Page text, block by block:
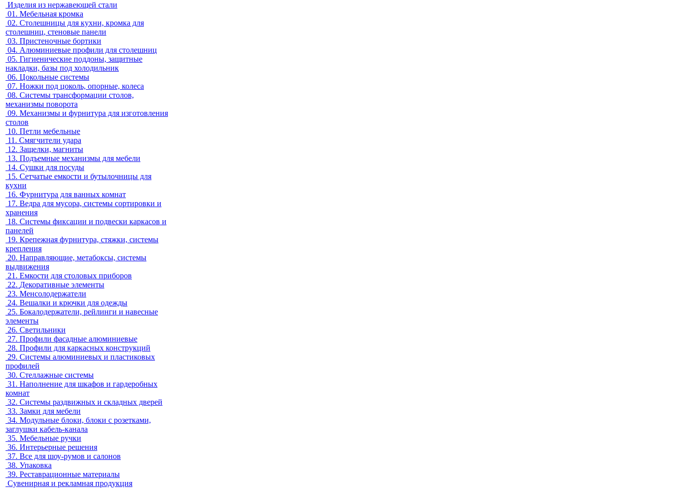
Изделия из нержавеющей стали
01. Мебельная кромка
02. Столешницы для кухни, кромка для
столешниц, стеновые панели
03. Пристеночные бортики
04. Алюминиевые профили для столешниц
05. Гигиенические поддоны, защитные
накладки, базы под холодильник
06. Цокольные системы
07. Ножки под цоколь, опорные, колеса
08. Системы трансформации столов,
механизмы поворота
09. Механизмы и фурнитура для изготовления
столов
10. Петли мебельные
11. Смягчители удара
12. Защелки, магниты
13. Подъемные механизмы для мебели
14. Сушки для посуды
15. Сетчатые емкости и бутылочницы для
кухни
16. Фурнитура для ванных комнат
17. Ведра для мусора, системы сортировки и
хранения
18. Системы фиксации и подвески каркасов и
панелей
19. Крепежная фурнитура, стяжки, системы
крепления
20. Направляющие, метабоксы, системы
выдвижения
21. Емкости для столовых приборов
22. Декоративные элементы
23. Менсолодержатели
24. Вешалки и крючки для одежды
25. Бокалодержатели, рейлинги и навесные
элементы
26. Светильники
27. Профили фасадные алюминиевые
28. Профили для каркасных конструкций
29. Системы алюминиевых и пластиковых
профилей
30. Стеллажные системы
31. Наполнение для шкафов и гардеробных
комнат
32. Системы раздвижных и складных дверей
33. Замки для мебели
34. Модульные блоки, блоки с розетками,
заглушки кабель-канала
35. Мебельные ручки
36. Интерьерные решения
37. Все для шоу-румов и салонов
38. Упаковка
39. Реставрационные материалы
Сувенирная и рекламная продукция